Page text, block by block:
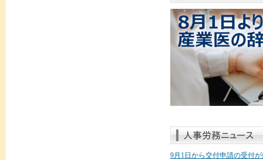
9月1日から交付申請の受付